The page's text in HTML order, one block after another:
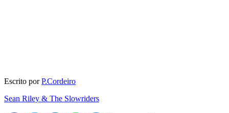
Escrito porP.Cordeiro
Sean Riley & The Slowriders